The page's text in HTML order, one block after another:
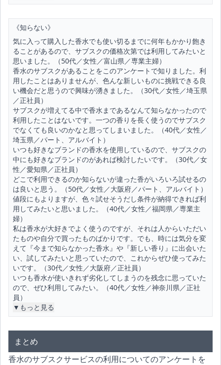
《知らない》
気に入って購入した香水でも使い切るまでに何年もかかり飽き
ることがあるので、サブスクの価格次第では利用してみたいと
思いました。（50代／女性／富山県／専業主婦）
香水のサブスクがあることをこのアンケートで知りました。利
用したことはありませんが、色んな新しいものに挑戦できる良
い機会だと思うので興味が湧きました。（30代／女性／埼玉県
／正社員）
サブスクが増えてる中で香水まであるなんて知らなかったので
利用したことはないです。一つの香りを長く使うのでサブスク
でなくても良いのかなと思ってしまいました。（40代／女性／
埼玉県／パート、アルバイト）
いつも好きなブランドの香水を使用しているので、サブスクの
中にも好きなブランドのがあれば検討したいです。（30代／女
性／愛知県／正社員）
どこで利用できるのか知らないが違った香がいろいろ試せるの
は良いと思う。（50代／女性／大阪府／パート、アルバイト）
値段にもよりますが、色々試せそうだし条件が納得できれば利
用してみたいと思いました。（40代／女性／福岡県／専業主
婦）
私は香水が大好きでよく使うのですが、それは人からいただい
たものや自分で買ったものばかりです。でも、時には気分を変
えて『今まで知らなかった香水』や『新しい香り』に出会いた
い、試してみたいと思っていたので、これからぜひ使ってみた
いです。（30代／女性／大阪府／正社員）
いつも香水が使いきれず劣化してしまうのを残念に思っていた
ので、ぜひ利用してみたい。（40代／女性／神奈川県／正社
員）
▼もっと見る
まとめ
香水のサブスクサービスの利用についてのアンケートを